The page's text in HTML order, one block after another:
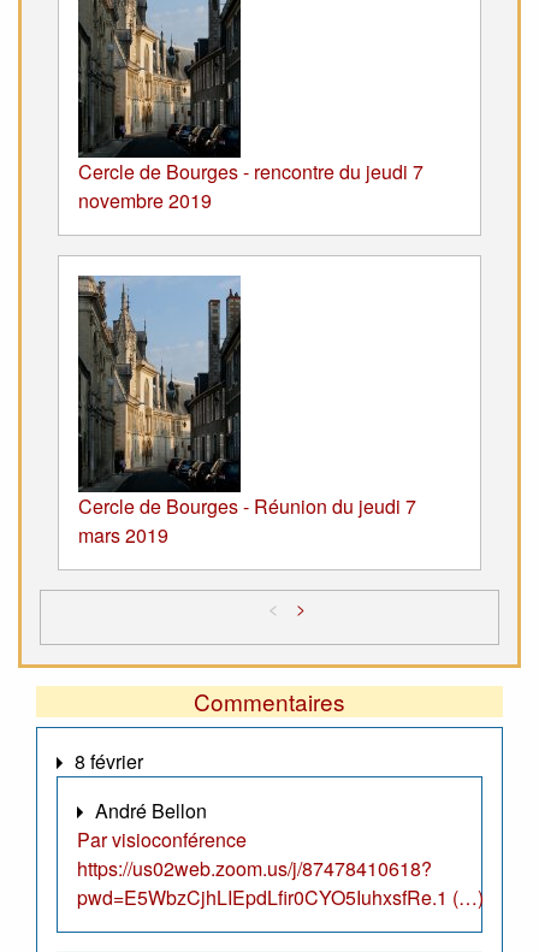
Cercle de Bourges - rencontre du jeudi 7
novembre 2019
Cercle de Bourges - Réunion du jeudi 7
mars 2019
< >
Commentaires
8 février
André Bellon
Par visioconférence
https://us02web.zoom.us/j/87478410618?
pwd=E5WbzCjhLIEpdLfir0CYO5IuhxsfRe.1 (…)